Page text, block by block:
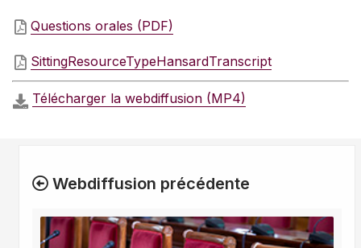
Questions orales (PDF)
SittingResourceTypeHansardTranscript
Télécharger la webdiffusion (MP4)
Webdiffusion précédente